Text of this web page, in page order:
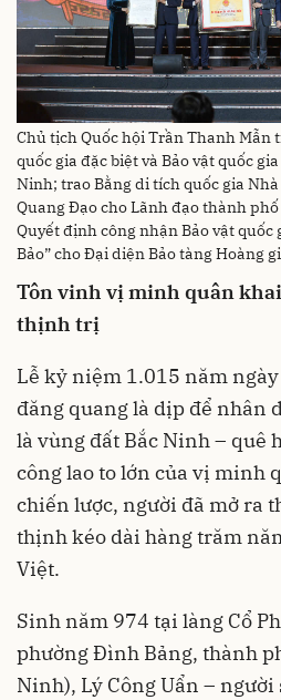
Chủ tịch Quốc hội Trần Thanh Mẫn
quốc gia đặc biệt và Bảo vật quốc
Ninh; trao Bằng di tích quốc gia
Quang Đạo cho Lãnh đạo thành
Quyết định công nhận Bảo vật quốc
Bảo” cho Đại diện Bảo tàng Hoàng
Tôn vinh vị minh quân
thịnh trị
Lễ kỷ niệm 1.015 năm
đăng quang là dịp để nhân
là vùng đất Bắc Ninh – quê
công lao to lớn của vị minh
chiến lược, người đã mở ra
thịnh kéo dài hàng trăm
Việt.
Sinh năm 974 tại làng Cổ
phường Đình Bảng, thành
Ninh), Lý Công Uẩn –